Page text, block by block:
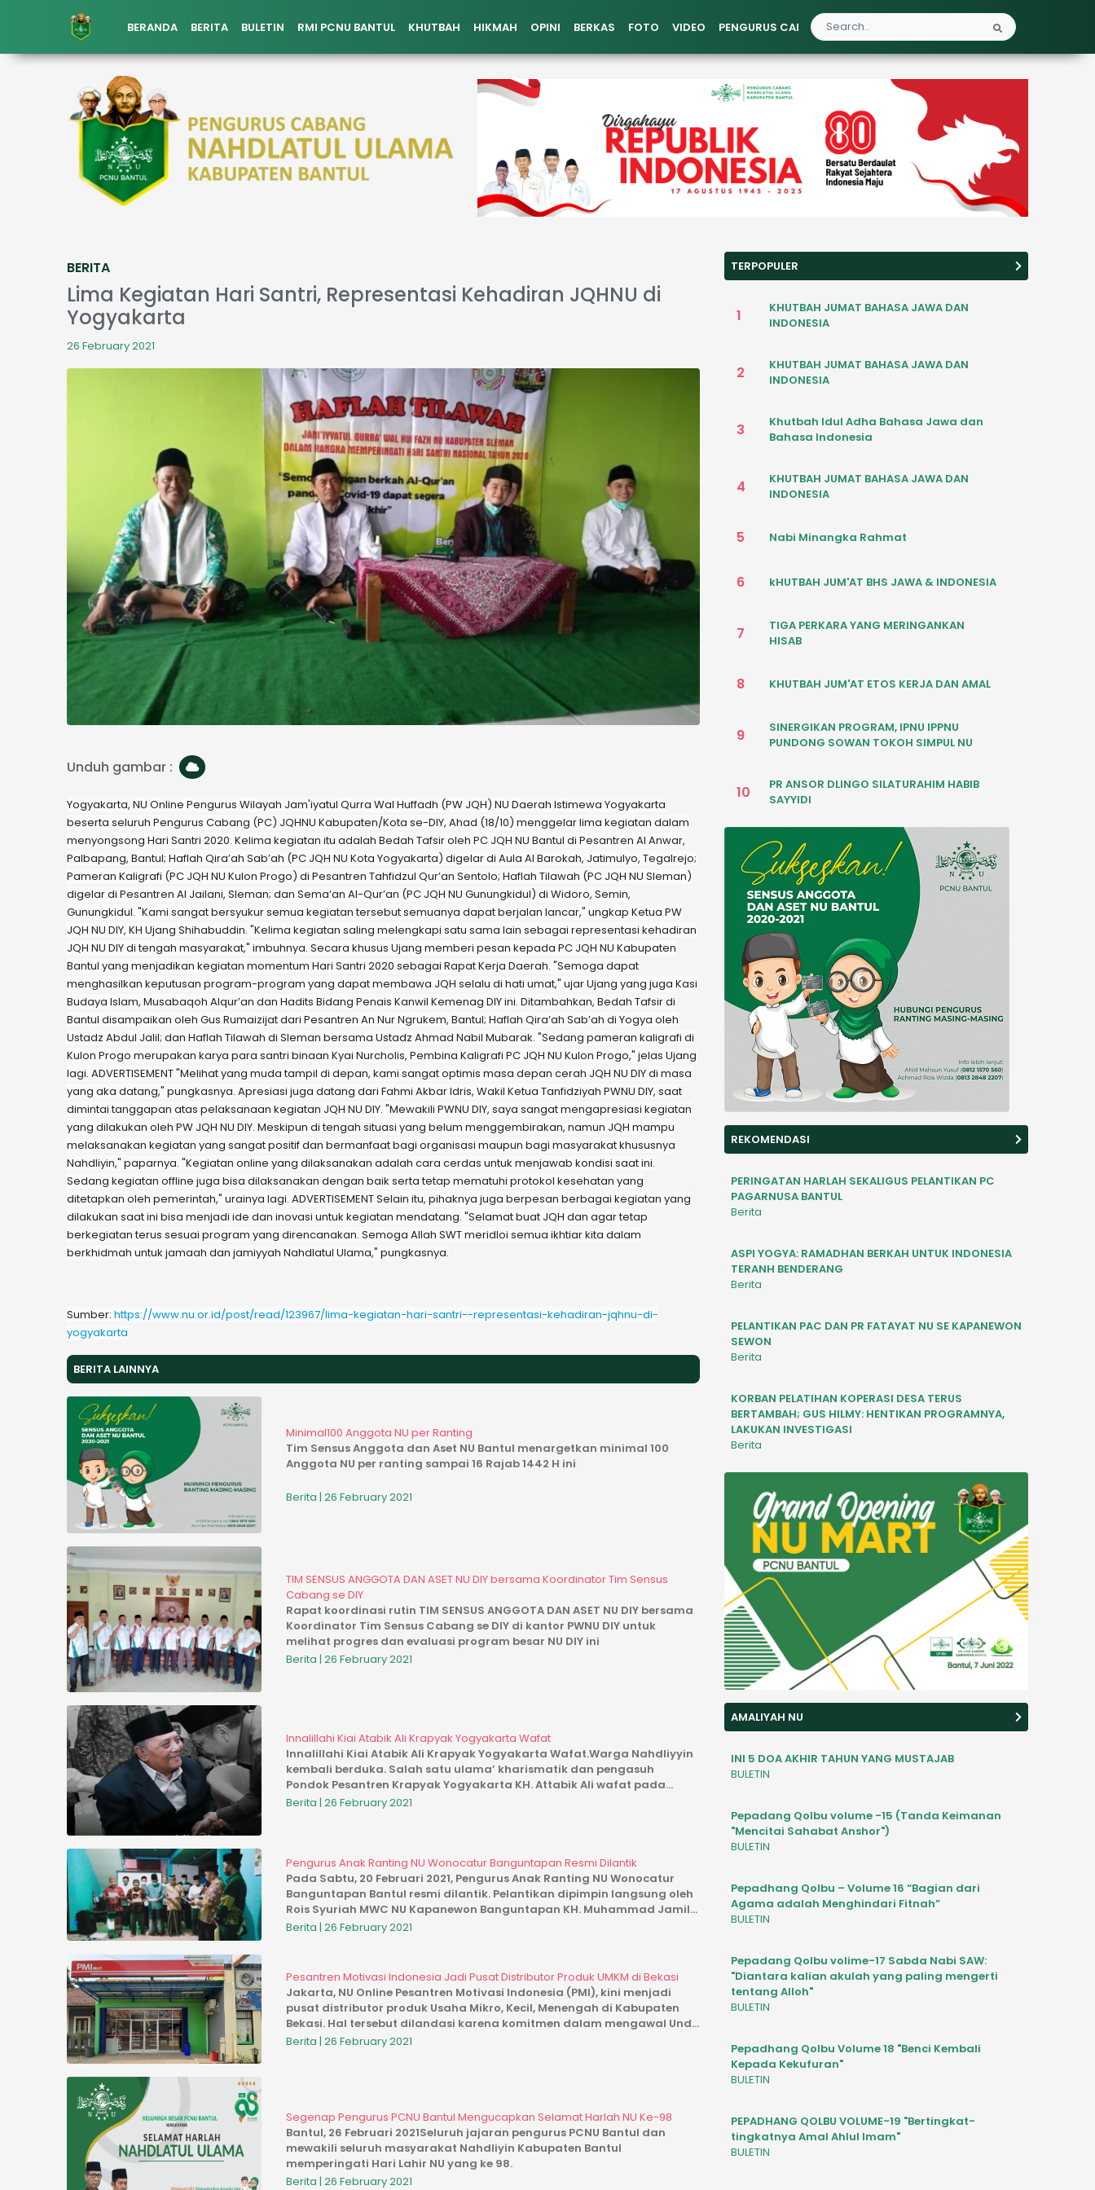
BERANDA BERITA BULETIN RMI PCNU BANTUL KHUTBAH HIKMAH OPINI BERKAS FOTO VIDEO PENGURUS CABANG LEMBAGA RANTING/ANAK
BERITA
Lima Kegiatan Hari Santri, Representasi Kehadiran JQHNU di
Yogyakarta
26 February 2021
Unduh gambar :
Yogyakarta, NU Online Pengurus Wilayah Jam'iyatul Qurra Wal Huffadh (PW JQH) NU Daerah Istimewa Yogyakarta
beserta seluruh Pengurus Cabang (PC) JQHNU Kabupaten/Kota se-DIY, Ahad (18/10) menggelar lima kegiatan dalam
menyongsong Hari Santri 2020. Kelima kegiatan itu adalah Bedah Tafsir oleh PC JQH NU Bantul di Pesantren Al Anwar,
Palbapang, Bantul; Haflah Qira’ah Sab’ah (PC JQH NU Kota Yogyakarta) digelar di Aula Al Barokah, Jatimulyo, Tegalrejo;
Pameran Kaligrafi (PC JQH NU Kulon Progo) di Pesantren Tahfidzul Qur’an Sentolo; Haflah Tilawah (PC JQH NU Sleman)
digelar di Pesantren Al Jailani, Sleman; dan Sema’an Al-Qur’an (PC JQH NU Gunungkidul) di Widoro, Semin,
Gunungkidul. "Kami sangat bersyukur semua kegiatan tersebut semuanya dapat berjalan lancar," ungkap Ketua PW
JQH NU DIY, KH Ujang Shihabuddin. "Kelima kegiatan saling melengkapi satu sama lain sebagai representasi kehadiran
JQH NU DIY di tengah masyarakat," imbuhnya. Secara khusus Ujang memberi pesan kepada PC JQH NU Kabupaten
Bantul yang menjadikan kegiatan momentum Hari Santri 2020 sebagai Rapat Kerja Daerah. "Semoga dapat
menghasilkan keputusan program-program yang dapat membawa JQH selalu di hati umat," ujar Ujang yang juga Kasi
Budaya Islam, Musabaqoh Alqur’an dan Hadits Bidang Penais Kanwil Kemenag DIY ini. Ditambahkan, Bedah Tafsir di
Bantul disampaikan oleh Gus Rumaizijat dari Pesantren An Nur Ngrukem, Bantul; Haflah Qira’ah Sab’ah di Yogya oleh
Ustadz Abdul Jalil; dan Haflah Tilawah di Sleman bersama Ustadz Ahmad Nabil Mubarak. "Sedang pameran kaligrafi di
Kulon Progo merupakan karya para santri binaan Kyai Nurcholis, Pembina Kaligrafi PC JQH NU Kulon Progo," jelas Ujang
lagi. ADVERTISEMENT "Melihat yang muda tampil di depan, kami sangat optimis masa depan cerah JQH NU DIY di masa
yang aka datang," pungkasnya. Apresiasi juga datang dari Fahmi Akbar Idris, Wakil Ketua Tanfidziyah PWNU DIY, saat
dimintai tanggapan atas pelaksanaan kegiatan JQH NU DIY. "Mewakili PWNU DIY, saya sangat mengapresiasi kegiatan
yang dilakukan oleh PW JQH NU DIY. Meskipun di tengah situasi yang belum menggembirakan, namun JQH mampu
melaksanakan kegiatan yang sangat positif dan bermanfaat bagi organisasi maupun bagi masyarakat khususnya
Nahdliyin," paparnya. "Kegiatan online yang dilaksanakan adalah cara cerdas untuk menjawab kondisi saat ini.
Sedang kegiatan offline juga bisa dilaksanakan dengan baik serta tetap mematuhi protokol kesehatan yang
ditetapkan oleh pemerintah," urainya lagi. ADVERTISEMENT Selain itu, pihaknya juga berpesan berbagai kegiatan yang
dilakukan saat ini bisa menjadi ide dan inovasi untuk kegiatan mendatang. "Selamat buat JQH dan agar tetap
berkegiatan terus sesuai program yang direncanakan. Semoga Allah SWT meridloi semua ikhtiar kita dalam
berkhidmah untuk jamaah dan jamiyyah Nahdlatul Ulama," pungkasnya.
Sumber:https://www.nu.or.id/post/read/123967/lima-kegiatan-hari-santri--representasi-kehadiran-jqhnu-di-
yogyakarta
BERITA LAINNYA
Minimal100 Anggota NU per Ranting
Tim Sensus Anggota dan Aset NU Bantul menargetkan minimal 100
Anggota NU per ranting sampai 16 Rajab 1442 H ini
Berita | 26 February 2021
TIM SENSUS ANGGOTA DAN ASET NU DIY bersama Koordinator Tim Sensus
Cabang se DIY
Rapat koordinasi rutin TIM SENSUS ANGGOTA DAN ASET NU DIY bersama
Koordinator Tim Sensus Cabang se DIY di kantor PWNU DIY untuk
melihat progres dan evaluasi program besar NU DIY ini
Berita | 26 February 2021
Innalillahi Kiai Atabik Ali Krapyak Yogyakarta Wafat
Innalillahi Kiai Atabik Ali Krapyak Yogyakarta Wafat.Warga Nahdliyyin
kembali berduka. Salah satu ulama’ kharismatik dan pengasuh
Pondok Pesantren Krapyak Yogyakarta KH. Attabik Ali wafat pada
Sabtu 0...
Berita | 26 February 2021
Pengurus Anak Ranting NU Wonocatur Banguntapan Resmi Dilantik
Pada Sabtu, 20 Februari 2021, Pengurus Anak Ranting NU Wonocatur
Banguntapan Bantul resmi dilantik. Pelantikan dipimpin langsung oleh
Rois Syuriah MWC NU Kapanewon Banguntapan KH. Muhammad Jamil.
M. A...
Berita | 26 February 2021
Pesantren Motivasi Indonesia Jadi Pusat Distributor Produk UMKM di Bekasi
Jakarta, NU Online Pesantren Motivasi Indonesia (PMI), kini menjadi
pusat distributor produk Usaha Mikro, Kecil, Menengah di Kabupaten
Bekasi. Hal tersebut dilandasi karena komitmen dalam mengawal Und...
Berita | 26 February 2021
Segenap Pengurus PCNU Bantul Mengucapkan Selamat Harlah NU Ke-98
Bantul, 26 Februari 2021Seluruh jajaran pengurus PCNU Bantul dan
mewakili seluruh masyarakat Nahdliyin Kabupaten Bantul
memperingati Hari Lahir NU yang ke 98.
Berita | 26 February 2021
TERPOPULER
1
KHUTBAH JUMAT BAHASA JAWA DAN
INDONESIA
2
KHUTBAH JUMAT BAHASA JAWA DAN
INDONESIA
3
Khutbah Idul Adha Bahasa Jawa dan
Bahasa Indonesia
4
KHUTBAH JUMAT BAHASA JAWA DAN
INDONESIA
5 Nabi Minangka Rahmat
6 kHUTBAH JUM'AT BHS JAWA & INDONESIA
7
TIGA PERKARA YANG MERINGANKAN
HISAB
8 KHUTBAH JUM'AT ETOS KERJA DAN AMAL
9
SINERGIKAN PROGRAM, IPNU IPPNU
PUNDONG SOWAN TOKOH SIMPUL NU
10
PR ANSOR DLINGO SILATURAHIM HABIB
SAYYIDI
REKOMENDASI
PERINGATAN HARLAH SEKALIGUS PELANTIKAN PC
PAGARNUSA BANTUL
Berita
ASPI YOGYA: RAMADHAN BERKAH UNTUK INDONESIA
TERANH BENDERANG
Berita
PELANTIKAN PAC DAN PR FATAYAT NU SE KAPANEWON
SEWON
Berita
KORBAN PELATIHAN KOPERASI DESA TERUS
BERTAMBAH; GUS HILMY: HENTIKAN PROGRAMNYA,
LAKUKAN INVESTIGASI
Berita
AMALIYAH NU
INI 5 DOA AKHIR TAHUN YANG MUSTAJAB
BULETIN
Pepadang Qolbu volume -15 (Tanda Keimanan
"Mencitai Sahabat Anshor")
BULETIN
Pepadhang Qolbu – Volume 16 “Bagian dari
Agama adalah Menghindari Fitnah”
BULETIN
Pepadang Qolbu volime-17 Sabda Nabi SAW:
"Diantara kalian akulah yang paling mengerti
tentang Alloh"
BULETIN
Pepadhang Qolbu Volume 18 "Benci Kembali
Kepada Kekufuran"
BULETIN
PEPADHANG QOLBU VOLUME-19 "Bertingkat-
tingkatnya Amal Ahlul Imam"
BULETIN